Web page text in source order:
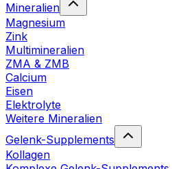
Mineralien
Magnesium
Zink
Multimineralien
ZMA & ZMB
Calcium
Eisen
Elektrolyte
Weitere Mineralien
Gelenk-Supplements
Kollagen